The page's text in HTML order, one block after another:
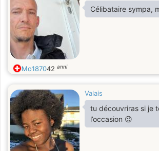
Célibataire sympa,
Mo187042 anni
Valais
tu découvriras si je
l’occasion 😉